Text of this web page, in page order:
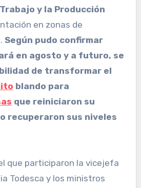
y la Producción
en zonas de
Según pudo confirmar
en agosto y a futuro, se
de transformar el
blando para
que reiniciaron su
recuperaron sus niveles
que participaron la vicejefa
Todesca y los ministros